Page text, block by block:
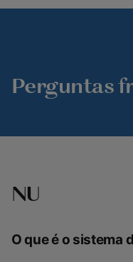
Perguntas
NU
O que é o sistema